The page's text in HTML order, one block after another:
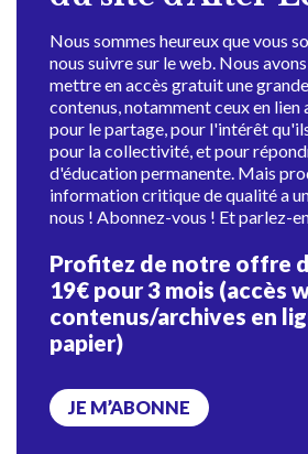
Nous sommes heureux que vous
nous suivre sur le web. Nous
mettre en accès gratuit une
contenus, notamment ceux en lien
pour le partage, pour l'intérêt
pour la collectivité, et pour
d'éducation permanente. Mais
information critique de qualité a
nous ! Abonnez-vous ! Et parlez-
Profitez de notre offre
19€ pour 3 mois (accès
contenus/archives en
papier)
JE M’ABONNE